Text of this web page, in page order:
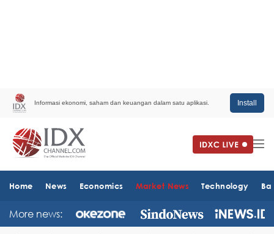
Informasi ekonomi, saham dan keuangan dalam satu aplikasi. Install
Home News Economics Market News Technology
More news: